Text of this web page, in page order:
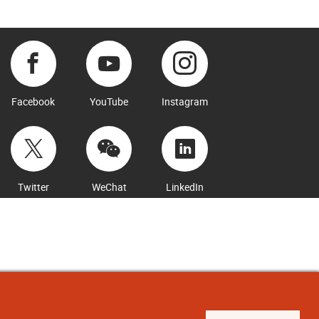
Facebook YouTube Instagram
Twitter WeChat LinkedIn